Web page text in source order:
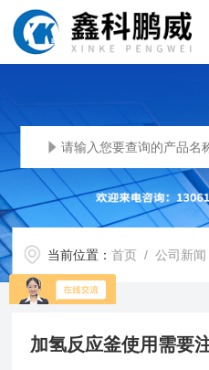
当前位置：首页 /公司新闻
加氢反应釜使用需要